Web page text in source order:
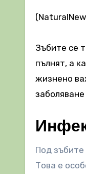
Зъбите се
пълнят, а
жизнено
Под
Това е